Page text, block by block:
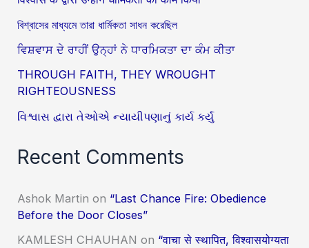
বিশ্বাসের মাধ্যমে তারা ধার্মিকতা সাধন করেছিল
ਵਿਸ਼ਵਾਸ ਦੇ ਰਾਹੀਂ ਉਨ੍ਹਾਂ ਨੇ ਧਾਰਮਿਕਤਾ ਦਾ ਕੰਮ ਕੀਤਾ
THROUGH FAITH, THEY WROUGHT
RIGHTEOUSNESS
વિશ્વાસ દ્વારા તેઓએ ન્યાયીપણાનું કાર્ય કર્યું
Recent Comments
Ashok Martin on “Last Chance Fire: Obedience
Before the Door Closes”
KAMLESH CHAUHAN on “वाचा से स्थापित, विश्वासयोग्यता